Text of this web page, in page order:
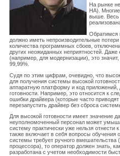
На рынке
HA).
выше. Весь
Обратимся
должно иметь непроизводительные
количества программных сбоев,
других неожиданных неприятностей. Даже
(например, для модернизации), это
99,99%.
Судя по этим цифрам, очевидно, что
для получения системы высокой
аппаратную платформу и код
готовности. Например, это относится к
ошибки драйвера (которые часто
перезапустить драйвер без сброса
Для высокой готовности имеет значение
неуполномоченный персонал может
систему практически уже нельзя отнести
также включает в себя вопросы обучения
системы требует ручного
процессора), то оператор должен знать,
разработана с учетом необходимости